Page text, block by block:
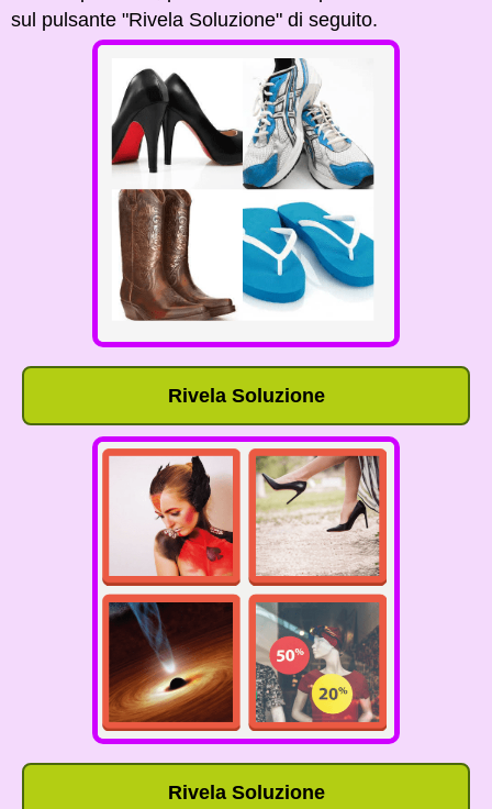
sul pulsante "Rivela Soluzione" di seguito.
Rivela Soluzione
Rivela Soluzione